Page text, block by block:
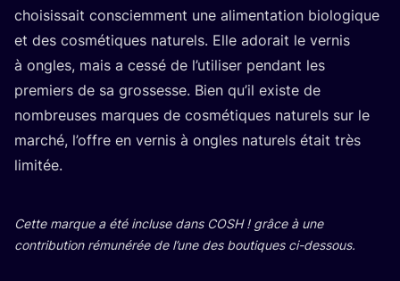
choi­sis­sait consciem­ment une ali­men­ta­tion bio­lo­gique
et des cos­mé­tiques natu­rels. Elle ado­rait le ver­nis
à ongles, mais a ces­sé de l’utiliser pen­dant les
pre­miers de sa gros­sesse. Bien qu’il existe de
nom­breuses marques de cos­mé­tiques natu­rels sur le
mar­ché, l’offre en ver­nis à ongles natu­rels était très
limitée.
Cette marque a été incluse dans COSH! grâce à une
contri­bu­tion rému­né­rée de l’une des bou­tiques ci-dessous.